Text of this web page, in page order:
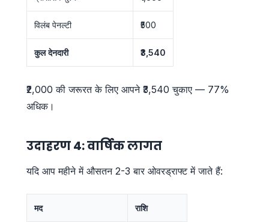
विलंब पेनल्टी ₹500
कुल देनदारी ₹3,540
₹2,000 की जरूरत के लिए आपने ₹3,540 चुकाए — 77%
अधिक।
उदाहरण 4: वार्षिक लागत
यदि आप महीने में औसतन 2-3 बार ओवरड्राफ्ट में जाते हैं:
मद राशि